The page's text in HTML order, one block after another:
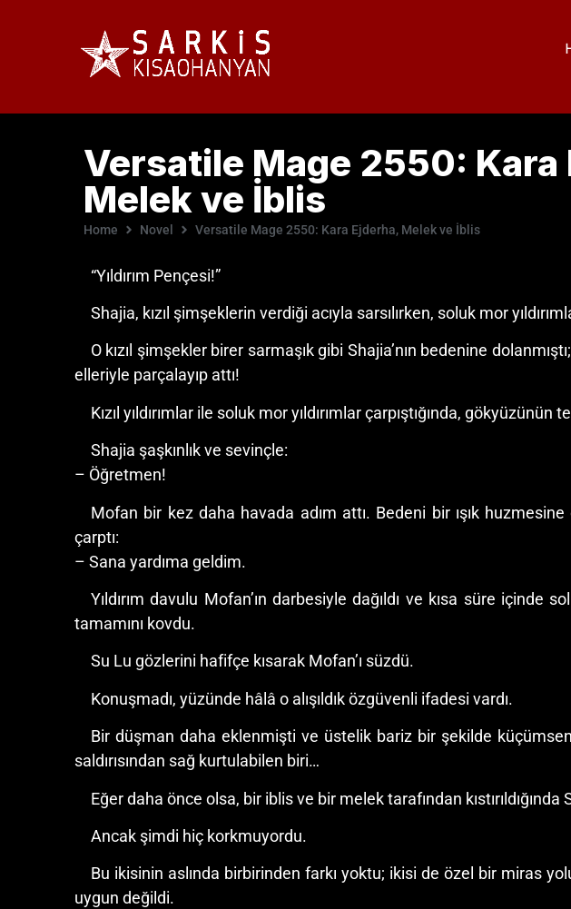
Versatile Mage 2550: Kara
Melek ve İblis
Home Novel Versatile Mage 2550: Kara Ejderha, Melek ve İblis
“Yıldırım Pençesi!”
Shajia, kızıl şimşeklerin verdiği acıyla sarsılırken, soluk mor
O kızıl şimşekler birer sarmaşık gibi Shajia’nın bedenine
elleriyle parçalayıp attı!
Kızıl yıldırımlar ile soluk mor yıldırımlar çarpıştığında,
Shajia şaşkınlık ve sevinçle:
– Öğretmen!
Mofan bir kez daha havada adım attı. Bedeni bir ışık huzmesine
çarptı:
– Sana yardıma geldim.
Yıldırım davulu Mofan’ın darbesiyle dağıldı ve kısa süre içinde
tamamını kovdu.
Su Lu gözlerini hafifçe kısarak Mofan’ı süzdü.
Konuşmadı, yüzünde hâlâ o alışıldık özgüvenli ifadesi vardı.
Bir düşman daha eklenmişti ve üstelik bariz bir şekilde
saldırısından sağ kurtulabilen biri…
Eğer daha önce olsa, bir iblis ve bir melek tarafından
Ancak şimdi hiç korkmuyordu.
Bu ikisinin aslında birbirinden farkı yoktu; ikisi de özel bir miras
uygun değildi.